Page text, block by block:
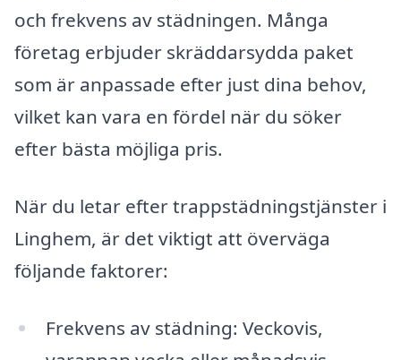
och frekvens av städningen. Många
företag erbjuder skräddarsydda paket
som är anpassade efter just dina behov,
vilket kan vara en fördel när du söker
efter bästa möjliga pris.
När du letar efter trappstädningstjänster i
Linghem, är det viktigt att överväga
följande faktorer:
Frekvens av städning: Veckovis,